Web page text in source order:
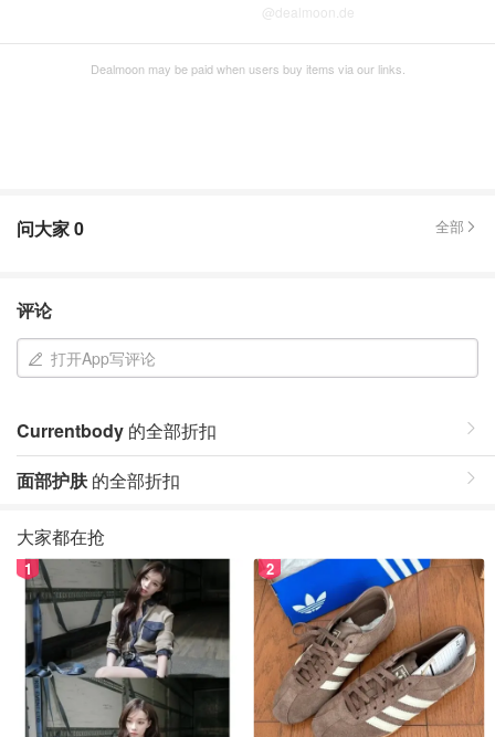
@dealmoon.de
Dealmoon may be paid when users buy items via our links.
问大家0 全部
评论
打开App写评论
Currentbody 的全部折扣
面部护肤的全部折扣
大家都在抢
1 2